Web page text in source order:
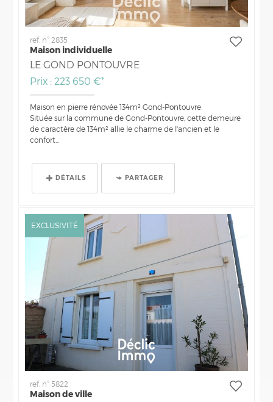
ref. n° 2835
Maison individuelle
LE GOND PONTOUVRE
Prix : 223 650 €*
Maison en pierre rénovée 134m² Gond-Pontouvre
Située sur la commune de Gond-Pontouvre, cette demeure
de caractère de 134m² allie le charme de l'ancien et le
confort...
DÉTAILS PARTAGER
EXCLUSIVITÉ
ref. n° 5822
Maison de ville